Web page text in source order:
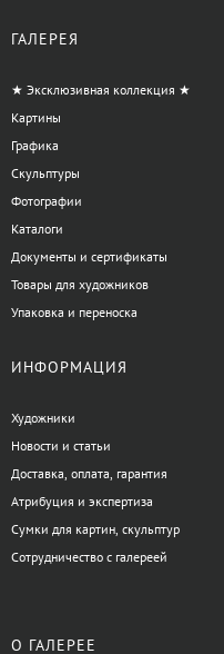
ГАЛЕРЕЯ
★ Эксклюзивная коллекция ★
Картины
Графика
Скульптуры
Фотографии
Каталоги
Документы и сертификаты
Товары для художников
Упаковка и переноска
ИНФОРМАЦИЯ
Художники
Новости и статьи
Доставка, оплата, гарантия
Атрибуция и экспертиза
Сумки для картин, скульптур
Сотрудничество с галереей
О ГАЛЕРЕЕ